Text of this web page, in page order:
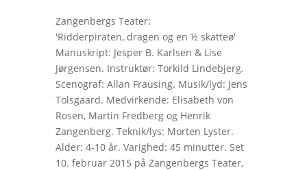
Zangenbergs Teater:
'Ridderpiraten, dragen og en ½ skatteø'
Manuskript: Jesper B. Karlsen & Lise
Jørgensen. Instruktør: Torkild Lindebjerg.
Scenograf: Allan Frausing. Musik/lyd: Jens
Tolsgaard. Medvirkende: Elisabeth von
Rosen, Martin Fredberg og Henrik
Zangenberg. Teknik/lys: Morten Lyster.
Alder: 4-10 år. Varighed: 45 minutter. Set
10. februar 2015 på Zangenbergs Teater,